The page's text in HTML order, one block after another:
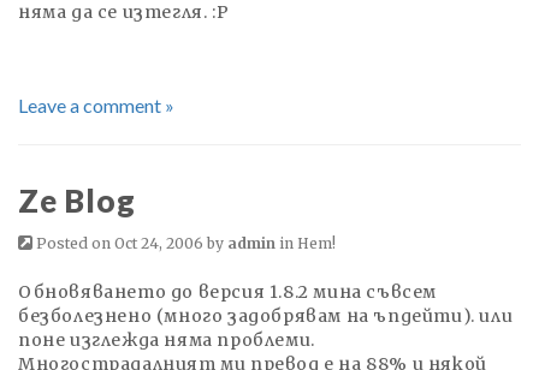
няма да се изтегля. :P
Leave a comment »
Ze Blog
Posted on Oct 24, 2006 by admin in Нет!
Обновяването до версия 1.8.2 мина съвсем
безболезнено (много задобрявам на ъпдейти). или
поне изглежда няма проблеми.
Mногострадалният ми превод е на 88% и някой